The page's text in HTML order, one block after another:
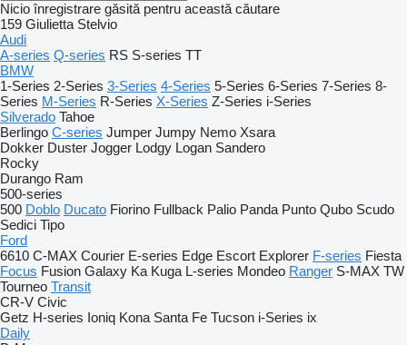
Nicio înregistrare găsită pentru această căutare
159 Giulietta Stelvio
Audi
A-series Q-series RS S-series TT
BMW
1-Series 2-Series 3-Series 4-Series 5-Series 6-Series 7-Series 8-
Series M-Series R-Series X-Series Z-Series i-Series
Silverado Tahoe
Berlingo C-series Jumper Jumpy Nemo Xsara
Dokker Duster Jogger Lodgy Logan Sandero
Rocky
Durango Ram
500-series
500 Doblo Ducato Fiorino Fullback Palio Panda Punto Qubo Scudo
Sedici Tipo
Ford
6610 C-MAX Courier E-series Edge Escort Explorer F-series Fiesta
Focus Fusion Galaxy Ka Kuga L-series Mondeo Ranger S-MAX TW
Tourneo Transit
CR-V Civic
Getz H-series Ioniq Kona Santa Fe Tucson i-Series ix
Daily